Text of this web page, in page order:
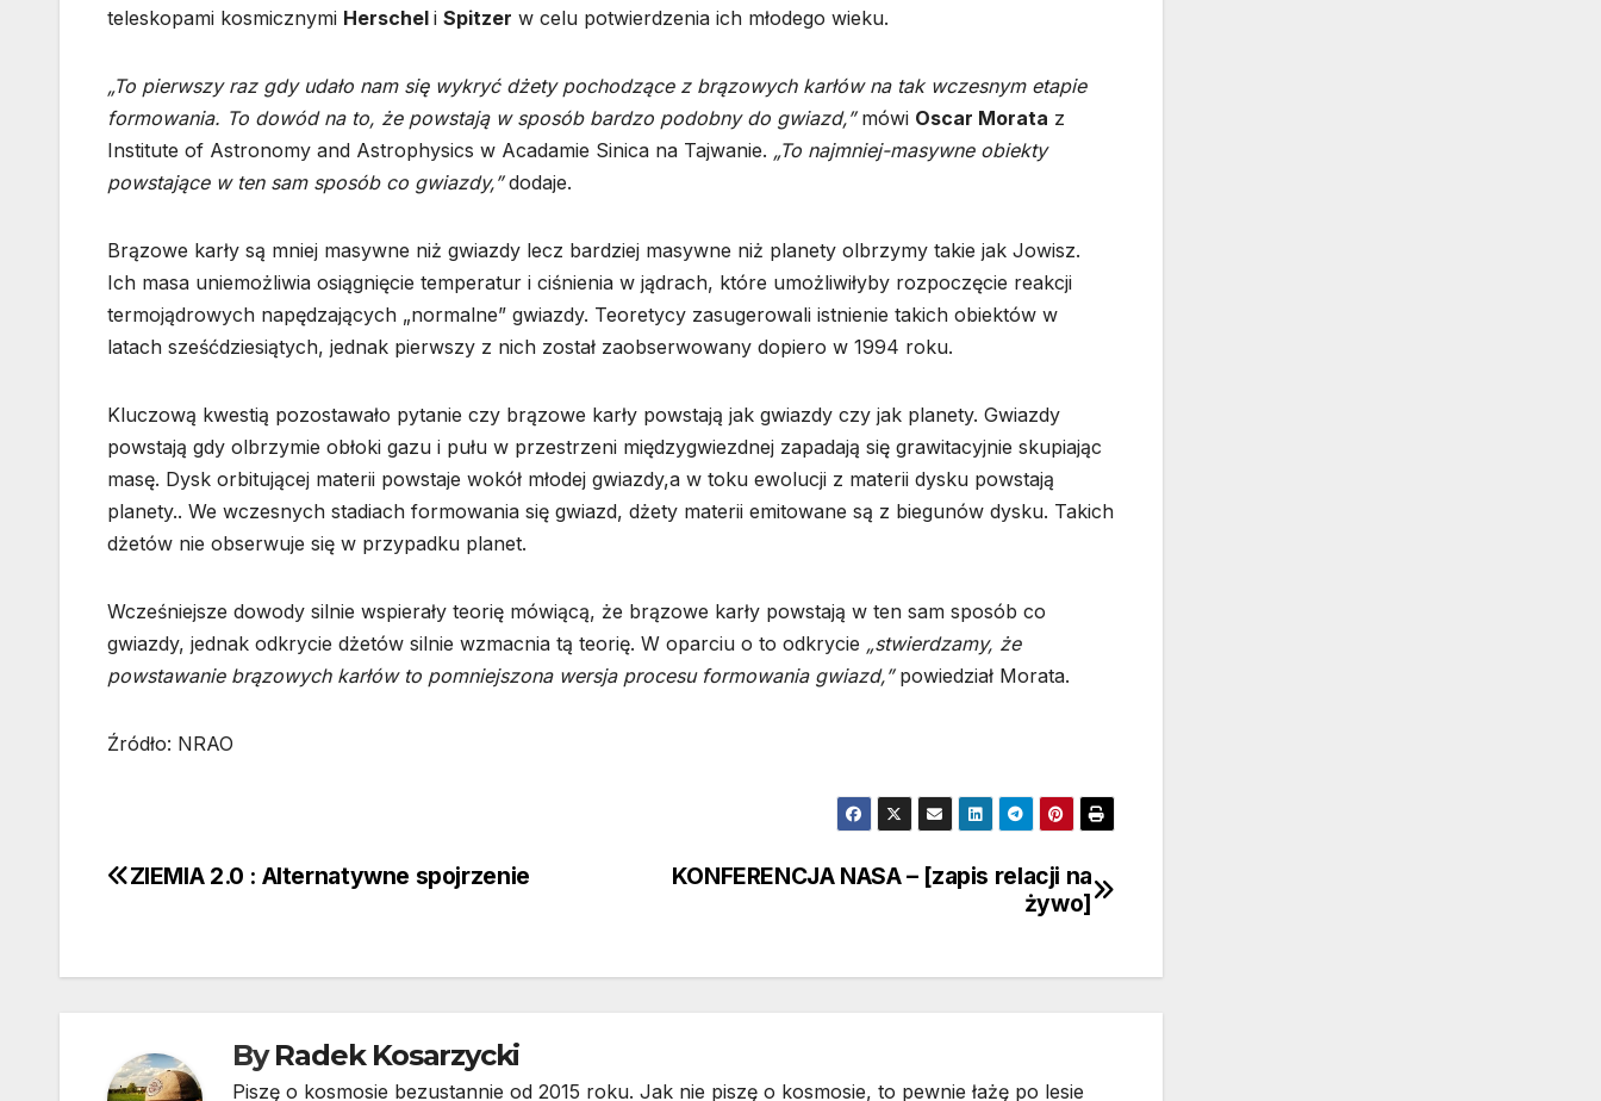
teleskopami kosmicznymi Herschel i Spitzer w celu potwierdzenia ich młodego wieku.
„To pierwszy raz gdy udało nam się wykryć dżety pochodzące z brązowych karłów na tak wczesnym etapie
formowania. To dowód na to, że powstają w sposób bardzo podobny do gwiazd,”mówi Oscar Morata z
Institute of Astronomy and Astrophysics w Acadamie Sinica na Tajwanie. „To najmniej-masywne obiekty
powstające w ten sam sposób co gwiazdy,”dodaje.
Brązowe karły są mniej masywne niż gwiazdy lecz bardziej masywne niż planety olbrzymy takie jak Jowisz.
Ich masa uniemożliwia osiągnięcie temperatur i ciśnienia w jądrach, które umożliwiłyby rozpoczęcie reakcji
termojądrowych napędzających „normalne” gwiazdy. Teoretycy zasugerowali istnienie takich obiektów w
latach sześćdziesiątych, jednak pierwszy z nich został zaobserwowany dopiero w 1994 roku.
Kluczową kwestią pozostawało pytanie czy brązowe karły powstają jak gwiazdy czy jak planety. Gwiazdy
powstają gdy olbrzymie obłoki gazu i pułu w przestrzeni międzygwiezdnej zapadają się grawitacyjnie skupiając
masę. Dysk orbitującej materii powstaje wokół młodej gwiazdy,a w toku ewolucji z materii dysku powstają
planety.. We wczesnych stadiach formowania się gwiazd, dżety materii emitowane są z biegunów dysku. Takich
dżetów nie obserwuje się w przypadku planet.
Wcześniejsze dowody silnie wspierały teorię mówiącą, że brązowe karły powstają w ten sam sposób co
gwiazdy, jednak odkrycie dżetów silnie wzmacnia tą teorię. W oparciu o to odkrycie „stwierdzamy, że
powstawanie brązowych karłów to pomniejszona wersja procesu formowania gwiazd,” powiedział Morata.
Źródło: NRAO
Nawigacja
KONFERENCJA NASA – [zapis relacji na
żywo]
ZIEMIA 2.0 : Alternatywne spojrzenie
ByRadek Kosarzycki
Piszę o kosmosie bezustannie od 2015 roku. Jak nie piszę o kosmosie, to pewnie łażę po lesie